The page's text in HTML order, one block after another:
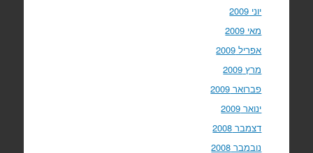
יוני 2009
מאי 2009
אפריל 2009
מרץ 2009
פברואר 2009
ינואר 2009
דצמבר 2008
נובמבר 2008